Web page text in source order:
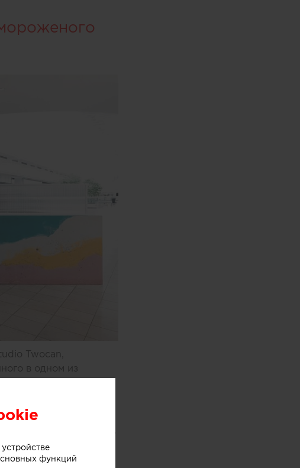
Twocan,
в одном из
слоями мороженого
техники
был закреплен на
функций